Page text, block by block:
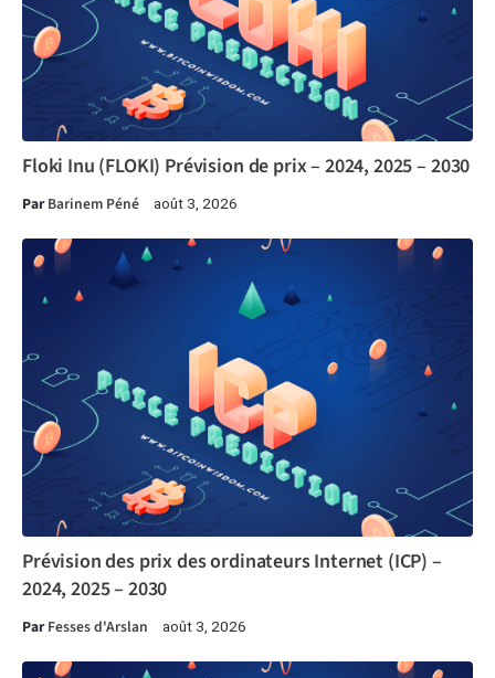
Floki Inu (FLOKI) Prévision de prix – 2024, 2025 – 2030
ParBarinem Péné août 3, 2026
Prévision des prix des ordinateurs Internet (ICP) –
2024, 2025 – 2030
ParFesses d'Arslan août 3, 2026